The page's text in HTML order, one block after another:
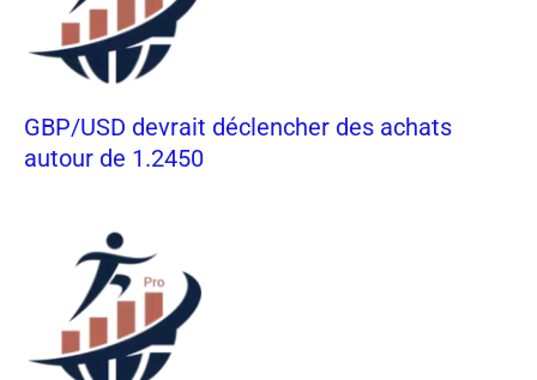
GBP/USD devrait déclencher des achats
autour de 1.2450